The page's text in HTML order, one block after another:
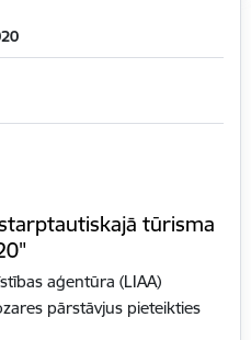
tūrisma
aģentūra (LIAA)
pārstāvjus pieteikties